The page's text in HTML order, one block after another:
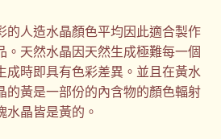
的人造水晶顏色平均因此適合製作
。天然水晶因天然生成極難每一個
成時即具有色彩差異。並且在黃水
的黃是一部份的內含物的顏色輻射
水晶皆是黃的。